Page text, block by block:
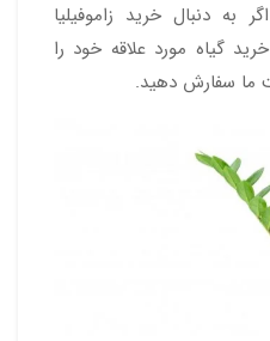
به دنبال خرید زاموفیلیا
گیاه مورد علاقه خود را
ما سفارش دهید.